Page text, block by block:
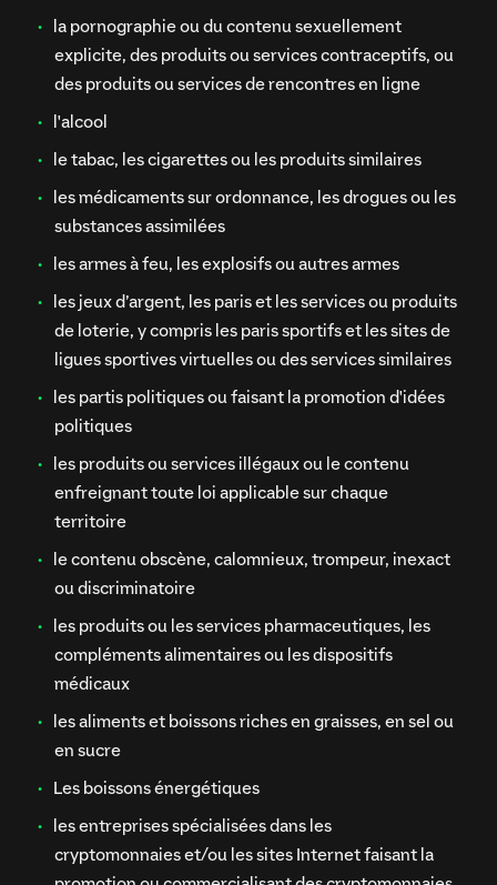
la pornographie ou du contenu sexuellement
explicite, des produits ou services contraceptifs, ou
des produits ou services de rencontres en ligne
l'alcool
le tabac, les cigarettes ou les produits similaires
les médicaments sur ordonnance, les drogues ou les
substances assimilées
les armes à feu, les explosifs ou autres armes
les jeux d’argent, les paris et les services ou produits
de loterie, y compris les paris sportifs et les sites de
ligues sportives virtuelles ou des services similaires
les partis politiques ou faisant la promotion d'idées
politiques
les produits ou services illégaux ou le contenu
enfreignant toute loi applicable sur chaque
territoire
le contenu obscène, calomnieux, trompeur, inexact
ou discriminatoire
les produits ou les services pharmaceutiques, les
compléments alimentaires ou les dispositifs
médicaux
les aliments et boissons riches en graisses, en sel ou
en sucre
Les boissons énergétiques
les entreprises spécialisées dans les
cryptomonnaies et/ou les sites Internet faisant la